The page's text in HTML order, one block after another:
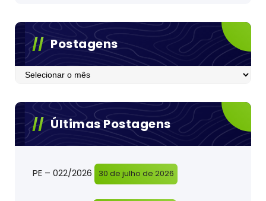
Postagens
Postagens
Últimas Postagens
PE – 022/2026 30 de julho de 2026